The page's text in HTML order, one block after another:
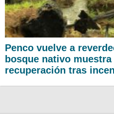
Penco vuelve a
bosque nativo
recuperación tras